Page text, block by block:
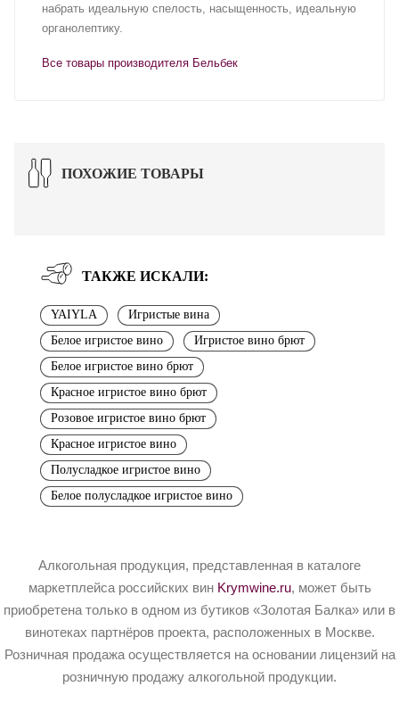
набрать идеальную спелость, насыщенность, идеальную
органолептику.
Все товары производителя Бельбек
ПОХОЖИЕ ТОВАРЫ
ТАКЖЕ ИСКАЛИ:
YAIYLA
Игристые вина
Белое игристое вино
Игристое вино брют
Белое игристое вино брют
Красное игристое вино брют
Розовое игристое вино брют
Красное игристое вино
Полусладкое игристое вино
Белое полусладкое игристое вино
Алкогольная продукция, представленная в каталоге
маркетплейса российских вин Krymwine.ru, может быть
приобретена только в одном из бутиков «Золотая Балка» или в
винотеках партнёров проекта, расположенных в Москве.
Розничная продажа осуществляется на основании лицензий на
розничную продажу алкогольной продукции.